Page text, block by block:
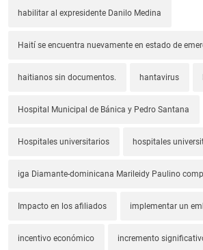
habilitar al expresidente Danilo Medina
Haití se encuentra nuevamente en estado de
haitianos sin documentos. hantavirus
Hospital Municipal de Bánica y Pedro Santana
Hospitales universitarios hospitales
iga Diamante-dominicana Marileidy Paulino
Impacto en los afiliados implementar un
incentivo económico incremento